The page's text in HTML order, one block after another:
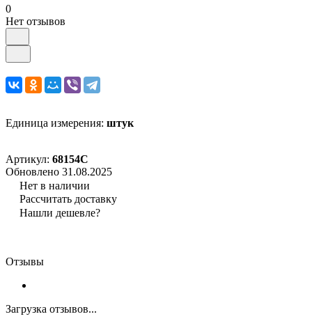
0
Нет отзывов
Единица измерения: штук
Артикул: 68154С
Обновлено 31.08.2025
Нет в наличии
Рассчитать доставку
Нашли дешевле?
Отзывы
Загрузка отзывов...